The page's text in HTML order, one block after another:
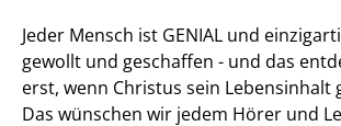
Jeder Mensch ist GENIAL und
gewollt und geschaffen - und das
erst, wenn Christus sein Lebensinhalt
Das wünschen wir jedem Hörer und